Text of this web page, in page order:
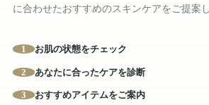
に合わせたおすすめのスキンケアをご提案し
1 お肌の状態をチェック
2 あなたに合ったケアを診断
3 おすすめアイテムをご案内